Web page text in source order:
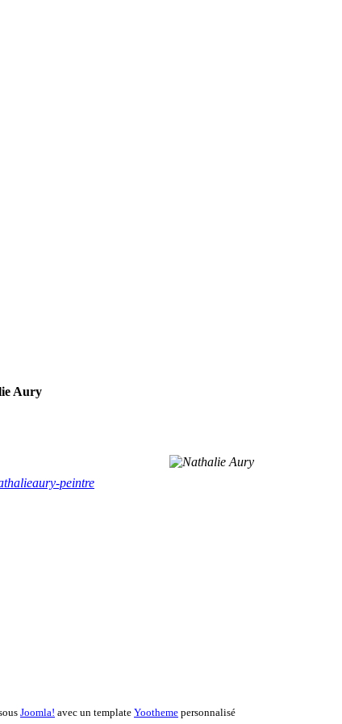
Aury
peintre
Joomla! avec un template Yootheme personnalisé